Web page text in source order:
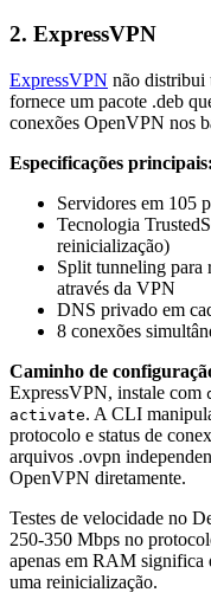
2. ExpressVPN
ExpressVPN não distribui
fornece um pacote .deb
conexões OpenVPN nos
Especificações principais:
Servidores em 105
Tecnologia
reinicialização)
Split tunneling para
através da VPN
DNS privado em
8 conexões
Caminho de
ExpressVPN, instale com
activate. A CLI
protocolo e status de
arquivos .ovpn
OpenVPN diretamente.
Testes de velocidade no
250-350 Mbps no
apenas em RAM significa
uma reinicialização.